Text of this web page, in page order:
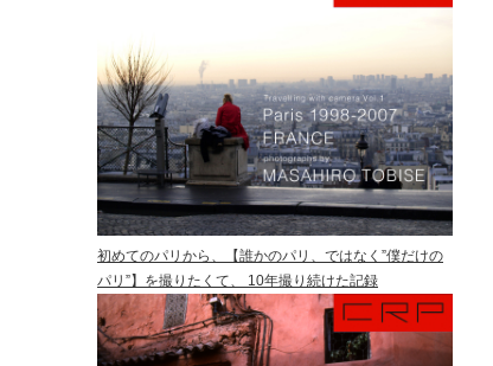
初めてのパリから、【誰かのパリ、ではなく”僕だけの
パリ”】を撮りたくて、 10年撮り続けた記録